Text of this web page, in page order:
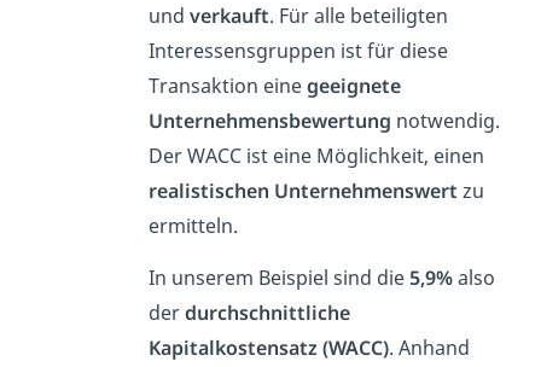
und verkauft. Für alle beteiligten
Interessensgruppen ist für diese
Transaktion einegeeignete
Unternehmensbewertung notwendig.
Der WACC ist eine Möglichkeit, einen
realistischen Unternehmenswert zu
ermitteln.
In unserem Beispiel sind die5,9%also
derdurchschnittliche
Kapitalkostensatz (WACC). Anhand